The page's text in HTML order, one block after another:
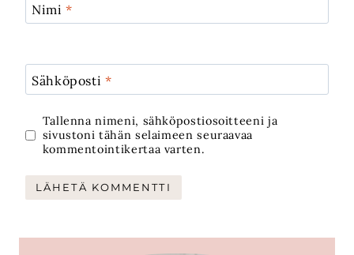
Nimi*
Sähköposti*
Tallenna nimeni, sähköpostiosoitteeni ja
sivustoni tähän selaimeen seuraavaa
kommentointikertaa varten.